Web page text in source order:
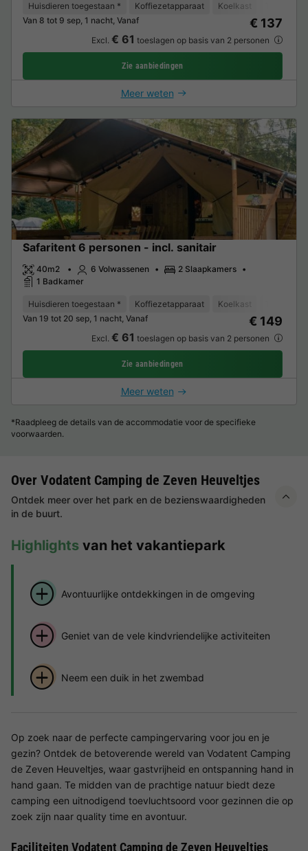
Huisdieren toegestaan * Koffiezetapparaat Koelkast
Van 8 tot 9 sep, 1 nacht, Vanaf
€ 137
Excl. € 61 toeslagen op basis van 2 personen
Zie aanbiedingen
Meer weten
Safaritent 6 personen - incl. sanitair
40m2 6 Volwassenen
2 Slaapkamers
1 Badkamer
Huisdieren toegestaan * Koffiezetapparaat Koelkast
Van 19 tot 20 sep, 1 nacht, Vanaf
€ 149
Excl. € 61 toeslagen op basis van 2 personen
Zie aanbiedingen
Meer weten
*Raadpleeg de details van de accommodatie voor de specifieke
voorwaarden.
Over Vodatent Camping de Zeven Heuveltjes
Ontdek meer over het park en de bezienswaardigheden
in de buurt.
Highlights van het vakantiepark
Avontuurlijke ontdekkingen in de omgeving
Geniet van de vele kindvriendelijke activiteiten
Neem een duik in het zwembad
Op zoek naar de perfecte campingervaring voor jou en je
gezin? Ontdek de betoverende wereld van Vodatent Camping
de Zeven Heuveltjes, waar gastvrijheid en ontspanning hand in
hand gaan. Te midden van de prachtige natuur biedt deze
camping een uitnodigend toevluchtsoord voor gezinnen die op
zoek zijn naar quality time en avontuur.
Faciliteiten Vodatent Camping de Zeven Heuveltjes